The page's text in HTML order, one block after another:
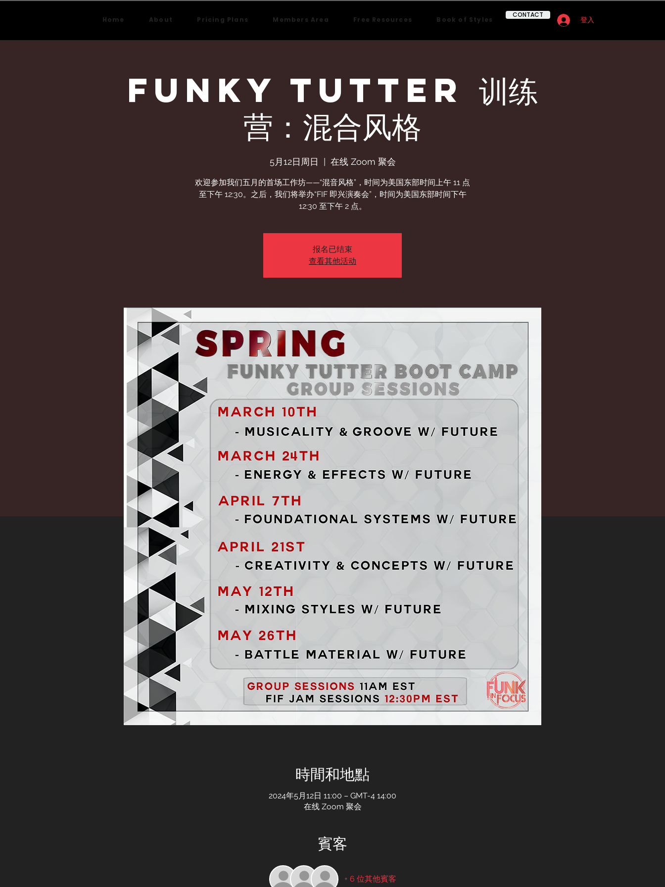
Home About Pricing Plans Members Area Free Resources Book of Styles
CONTACT
登入
Funky Tutter 训练
营：混合风格
5月12日周日 在线 Zoom 聚会
欢迎参加我们五月的首场工作坊——“混音风格”，时间为美国东部时间上午 11 点
至下午 12:30。之后，我们将举办“FIF 即兴演奏会”，时间为美国东部时间下午
12:30 至下午 2 点。
报名已结束
查看其他活动
時間和地點
2024年5月12日 11:00 – GMT-4 14:00
在线 Zoom 聚会
賓客
+ 6 位其他賓客